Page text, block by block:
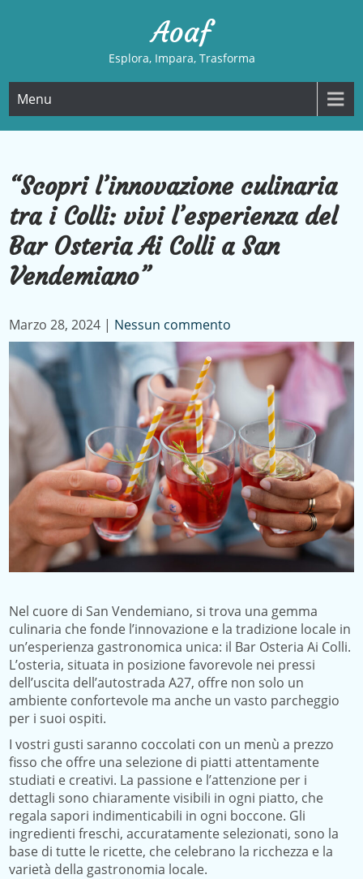
Aoaf
Esplora, Impara, Trasforma
Menu
“Scopri l’innovazione culinaria
tra i Colli: vivi l’esperienza del
Bar Osteria Ai Colli a San
Vendemiano”
Marzo 28, 2024 | Nessun commento
Nel cuore di San Vendemiano, si trova una gemma
culinaria che fonde l’innovazione e la tradizione locale in
un’esperienza gastronomica unica: il Bar Osteria Ai Colli.
L’osteria, situata in posizione favorevole nei pressi
dell’uscita dell’autostrada A27, offre non solo un
ambiente confortevole ma anche un vasto parcheggio
per i suoi ospiti.
I vostri gusti saranno coccolati con un menù a prezzo
fisso che offre una selezione di piatti attentamente
studiati e creativi. La passione e l’attenzione per i
dettagli sono chiaramente visibili in ogni piatto, che
regala sapori indimenticabili in ogni boccone. Gli
ingredienti freschi, accuratamente selezionati, sono la
base di tutte le ricette, che celebrano la ricchezza e la
varietà della gastronomia locale.